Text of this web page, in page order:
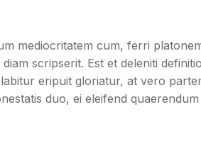
mediocritatem cum, ferri
scripserit. Est et deleniti
eripuit gloriatur, at vero
duo, ei eleifend